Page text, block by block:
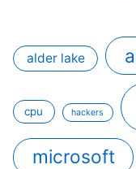
alder lake
cpu hackers
microsoft